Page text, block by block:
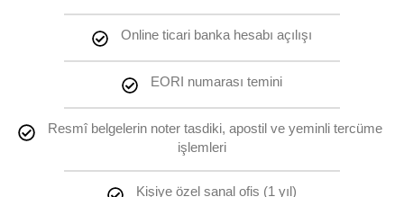
Online ticari banka hesabı açılışı
EORI numarası temini
Resmî belgelerin noter tasdiki, apostil ve yeminli tercüme
işlemleri
Kişiye özel sanal ofis (1 yıl)